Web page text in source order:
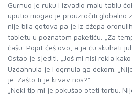
Gurnuo je ruku i izvadio malu tablu
uputio mogao je prouzročiti globalno
nije bila gotova pa je iz džepa
tabletu u poznatom paketiću. „Za
čašu. Popit ćeš ovo, a ja ću skuhati
Ostao je sjediti. „Još mi nisi rekla
Uzdahnula je i ogrnula ga dekom.
je. Zašto ti je krvav nos?“
„Neki tip mi je pokušao oteti torbu.